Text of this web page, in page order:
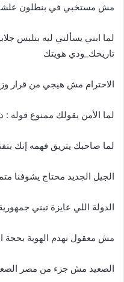
مش مستخبي في بنطلون
لما ابني يسألني ليه بنلبس
تاريخك_ودي هويتك
الاحترام مش هيجي من قرار
لما الأمن يقولك ممنوع
لما صاحبك يتريق فهمه إنك
الجيل الجديد محتاج يشوفنا
الدولة اللي عايزة تبني
مش معقول نهدم الهوية بحجة
الصعيد مش جزء من مصر